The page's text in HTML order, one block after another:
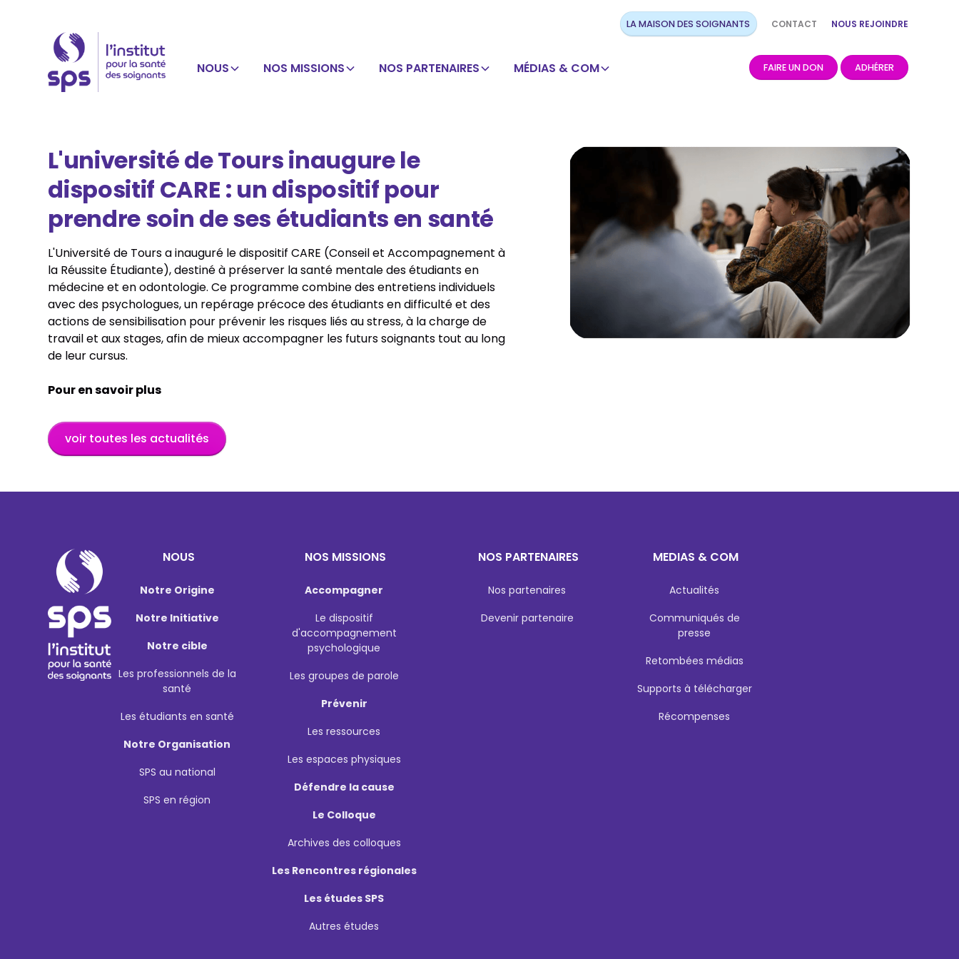
LA MAISON DES SOIGNANTS CONTACT NOUS REJOINDRE
NOUS NOS MISSIONS NOS PARTENAIRES MÉDIAS & COM FAIRE UN DON ADHÉRER
L'université de Tours inaugure le
dispositif CARE : un dispositif pour
prendre soin de ses étudiants en santé
L'Université de Tours a inauguré le dispositif CARE (Conseil et Accompagnement à
la Réussite Étudiante), destiné à préserver la santé mentale des étudiants en
médecine et en odontologie. Ce programme combine des entretiens individuels
avec des psychologues, un repérage précoce des étudiants en difficulté et des
actions de sensibilisation pour prévenir les risques liés au stress, à la charge de
travail et aux stages, afin de mieux accompagner les futurs soignants tout au long
de leur cursus.
Pour en savoir plus
voir toutes les actualités
NOUS
Notre Origine
Notre Initiative
Notre cible
Les professionnels de la
santé
Les étudiants en santé
Notre Organisation
SPS au national
SPS en région
NOS MISSIONS
Accompagner
Le dispositif
d'accompagnement
psychologique
Les groupes de parole
Prévenir
Les ressources
Les espaces physiques
Défendre la cause
Le Colloque
Archives des colloques
Les Rencontres régionales
Les études SPS
Autres études
NOS PARTENAIRES
Nos partenaires
Devenir partenaire
MEDIAS & COM
Actualités
Communiqués de
presse
Retombées médias
Supports à télécharger
Récompenses